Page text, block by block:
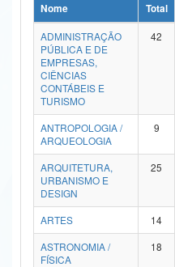
Ministério da Ciência, Tecnologia,
Ministério do Meio Ambiente
Ministério do Turismo
Ministério do Desenvolvimento Regional
Controladoria-Geral da União
Ministério da Mulher, da Família e dos
Secretaria de Governo
Nome Total
ADMINISTRAÇÃO
PÚBLICA E DE
EMPRESAS,
CIÊNCIAS
CONTÁBEIS E
TURISMO
42
ANTROPOLOGIA /
ARQUEOLOGIA
9
ARQUITETURA,
URBANISMO E
DESIGN
25
ARTES 14
ASTRONOMIA /
FÍSICA
18